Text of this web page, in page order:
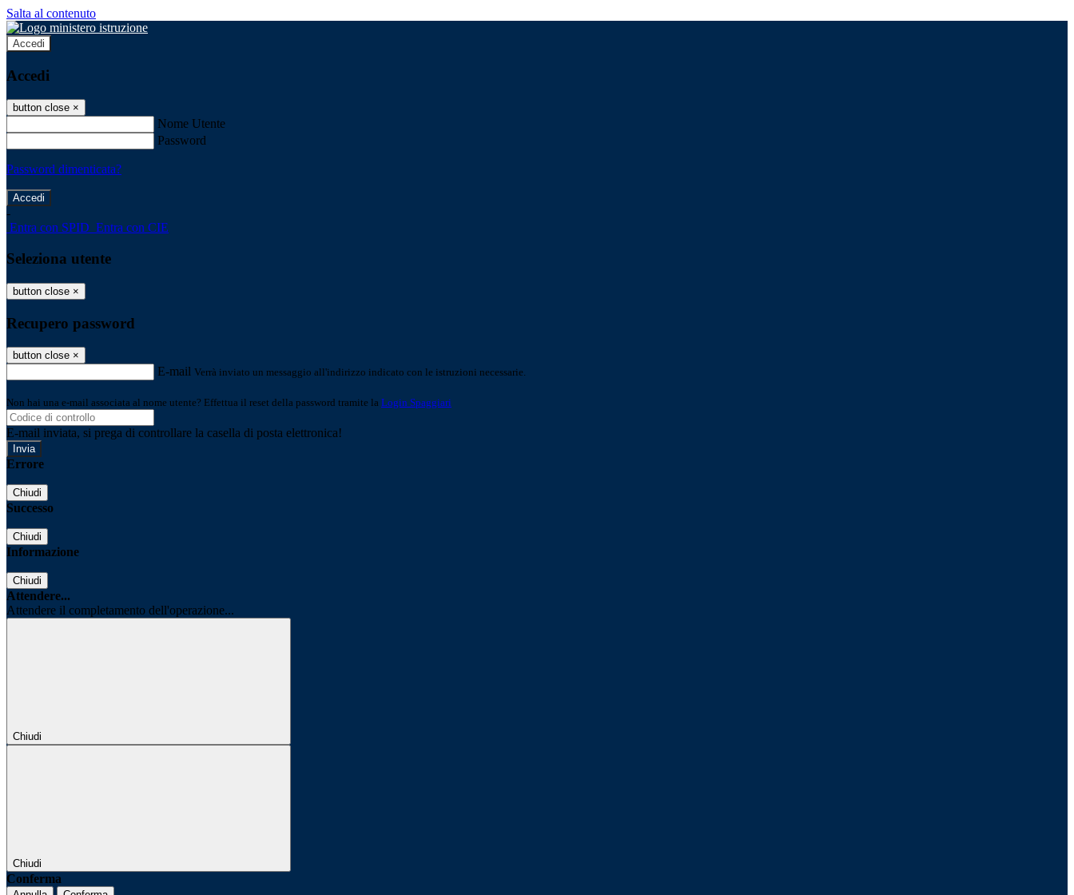
Salta al contenuto
Accedi
Accedi
button close ×
Nome Utente
Password
Password dimenticata?
-
Entra con SPID Entra con CIE
Seleziona utente
button close ×
Recupero password
button close ×
E-mail Verrà inviato un messaggio all'indirizzo indicato con le istruzioni necessarie.
Non hai una e-mail associata al nome utente? Effettua il reset della password tramite la Login Spaggiari
E-mail inviata, si prega di controllare la casella di posta elettronica!
Errore
Chiudi
Successo
Chiudi
Informazione
Chiudi
Attendere...
Attendere il completamento dell'operazione...
Chiudi
Chiudi
Conferma